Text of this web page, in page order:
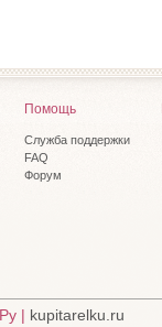
Помощь
Служба поддержки
FAQ
Форум
| kupitarelku.ru